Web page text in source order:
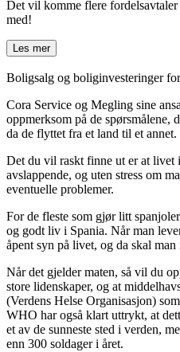
Det vil komme flere
med!
Les mer
Boligsalg og boliginvesteringer
Cora Service og Megling sine
oppmerksom på de spørsmålene,
da de flyttet fra et land til et annet.
Det du vil raskt finne ut er at
avslappende, og uten stress om
eventuelle problemer.
For de fleste som gjør litt
og godt liv i Spania. Når man
åpent syn på livet, og da skal
Når det gjelder maten, så vil du
store lidenskaper, og at
(Verdens Helse Organisasjon)
WHO har også klart uttrykt, at
et av de sunneste sted i verden,
enn 300 soldager i året.